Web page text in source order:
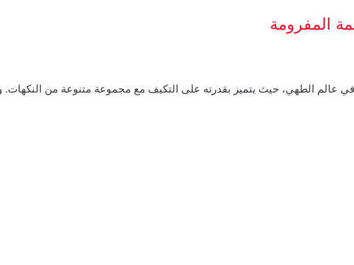
المفرومة
في عالم الطهي، حيث يتميز بقدرته على التكيف مع مجموعة متنوعة من